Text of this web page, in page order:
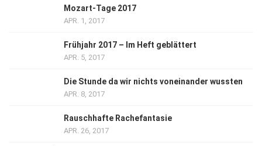
Mozart-Tage 2017
APR. 1, 2017
Frühjahr 2017 – Im Heft geblättert
APR. 5, 2017
Die Stunde da wir nichts voneinander wussten
APR. 8, 2017
Rauschhafte Rachefantasie
APR. 26, 2017